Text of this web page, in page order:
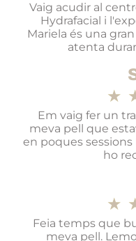
Vaig acudir al
Hydrafacial i
Mariela és una
atenta
★
Em vaig fer un
meva pell que
en poques sessions
ho
★
Feia temps que
meva pell.